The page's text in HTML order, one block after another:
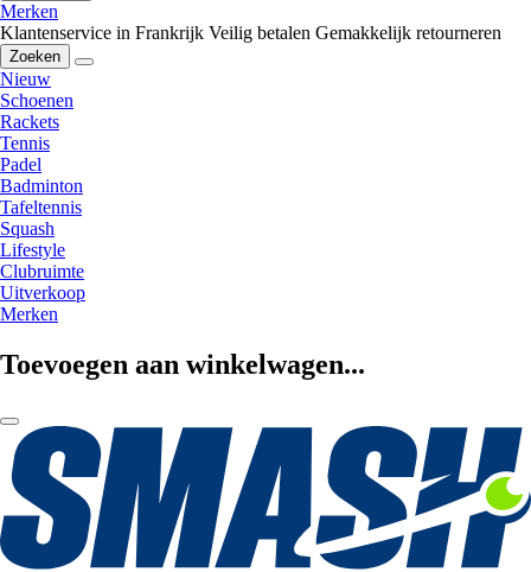
Merken
Klantenservice in Frankrijk Veilig betalen Gemakkelijk retourneren
Zoeken
Nieuw
Schoenen
Rackets
Tennis
Padel
Badminton
Tafeltennis
Squash
Lifestyle
Clubruimte
Uitverkoop
Merken
Toevoegen aan winkelwagen...